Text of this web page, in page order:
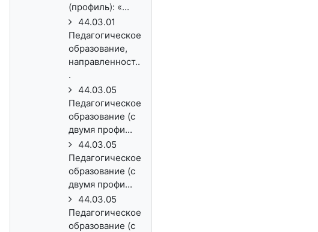
(профиль): «...
44.03.01
Педагогическое
образование,
направленност..
.
44.03.05
Педагогическое
образование (с
двумя профи...
44.03.05
Педагогическое
образование (с
двумя профи...
44.03.05
Педагогическое
образование (с